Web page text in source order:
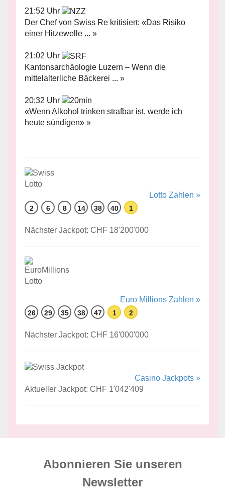
21:52 Uhr
Der Chef von Swiss Re kritisiert: «Das Risiko
einer Hitzewelle ... »
21:02 Uhr
Kantonsarchäologie Luzern – Wenn die
mittelalterliche Bäckerei ... »
20:32 Uhr
«Wenn Alkohol trinken strafbar ist, werde ich
heute sündigen» »
Lotto Zahlen »
2 6 8 14 38 40 1
Nächster Jackpot: CHF 18'200'000
Euro Millions Zahlen »
26 29 35 38 47 1 2
Nächster Jackpot: CHF 16'000'000
Casino Jackpots »
Aktueller Jackpot: CHF 1'042'409
Abonnieren Sie unseren
News­letter